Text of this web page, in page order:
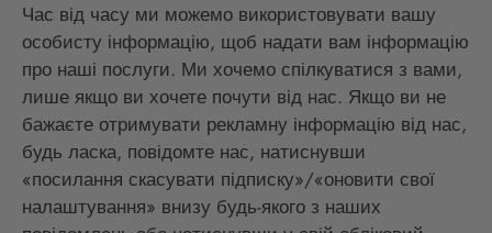
Час від часу ми можемо використовувати вашу
особисту інформацію, щоб надати вам інформацію
про наші послуги. Ми хочемо спілкуватися з вами,
лише якщо ви хочете почути від нас. Якщо ви не
бажаєте отримувати рекламну інформацію від нас,
будь ласка, повідомте нас, натиснувши
«посилання скасувати підписку»/«оновити свої
налаштування» внизу будь-якого з наших